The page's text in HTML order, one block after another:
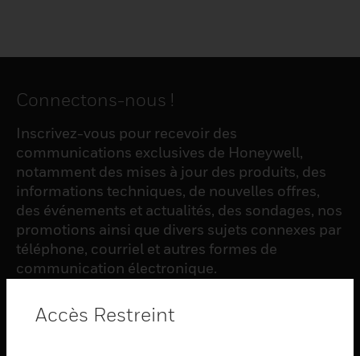
Connectons-nous !
Inscrivez-vous pour recevoir des
communications exclusives de Honeywell,
notamment des mises à jour des produits, des
informations techniques, de nouvelles offres,
des événements et actualités, des sondages, nos
promotions ainsi que divers sujets connexes par
téléphone, courriel et autres formes de
communication électronique.
S'INSCRIRE
Accès Restreint